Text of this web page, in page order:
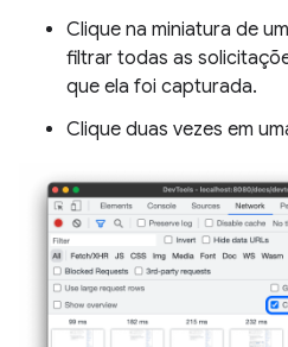
Clique na miniatura de
filtrar todas as
que ela foi capturada.
Clique duas vezes em